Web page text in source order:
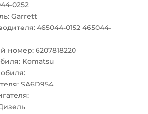
0252
Garrett
465044-0152 465044-
номер: 6207818220
Komatsu
SA6D954